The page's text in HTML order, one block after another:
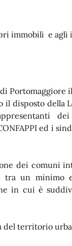
immobili e agli
disposto della
ed i
dei comuni
un minimo
in cui è
del territorio